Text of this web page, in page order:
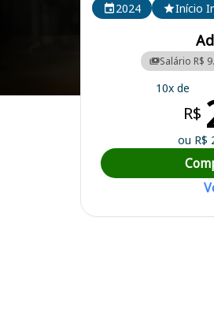
Curso Preparatório para o Concurso
2024
Início
Salário R$
10x de
R$
ou R$